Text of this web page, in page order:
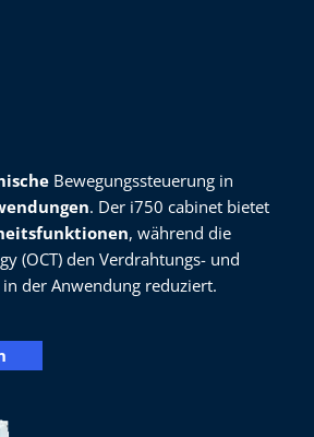
Bewegungssteuerung in
. Der i750 cabinet bietet
, während die
(OCT) den Verdrahtungs- und
der Anwendung reduziert.